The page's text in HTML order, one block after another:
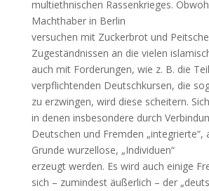
multiethnischen Rassenkrieges.
Machthaber in Berlin
versuchen mit Zuckerbrot und
Zugeständnissen an die vielen
auch mit Forderungen, wie z. B. die
verpflichtenden Deutschkursen, die
zu erzwingen, wird diese scheitern.
in denen insbesondere durch
Deutschen und Fremden „integrierte“,
Grunde wurzellose, „Individuen“
erzeugt werden. Es wird auch einige
sich – zumindest äußerlich – der